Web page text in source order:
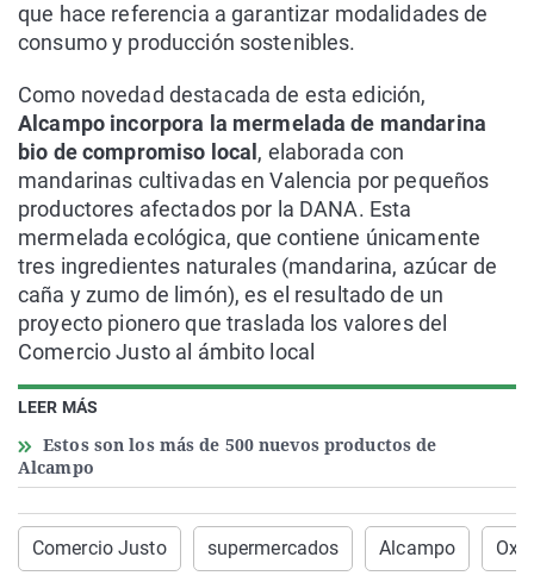
LEER MÁS
Estos son los más de 500 nuevos productos de
Alcampo
que hace referencia a garantizar modalidades de
consumo y producción sostenibles.
Como novedad destacada de esta edición,
Alcampo incorpora la mermelada de mandarina
bio de compromiso local , elaborada con
mandarinas cultivadas en Valencia por pequeños
productores afectados por la DANA. Esta
mermelada ecológica, que contiene únicamente
tres ingredientes naturales (mandarina, azúcar de
caña y zumo de limón), es el resultado de un
proyecto pionero que traslada los valores del
Comercio Justo al ámbito local
Comercio Justo supermercados Alcampo